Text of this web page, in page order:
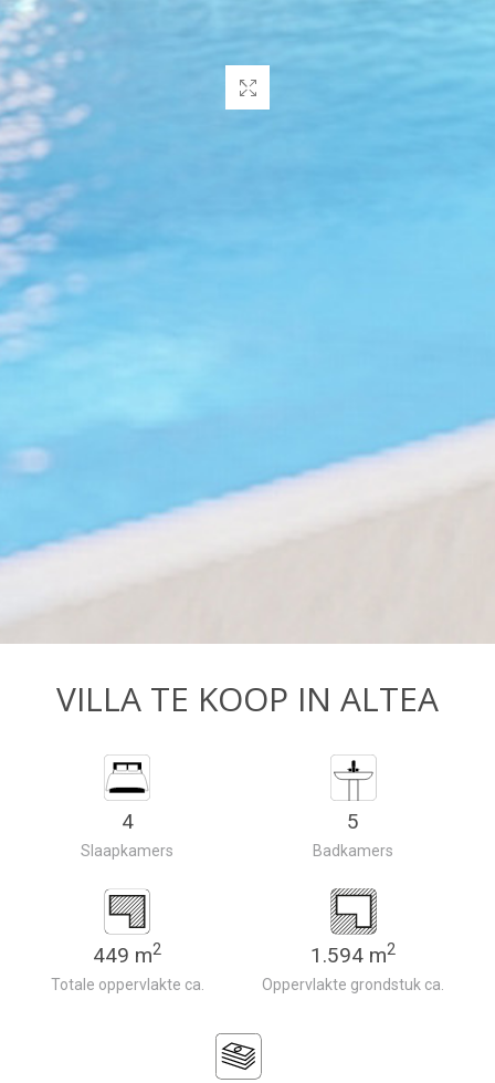
VILLA TE KOOP IN ALTEA
4
Slaapkamers
5
Badkamers
449 m2
Totale oppervlakte ca.
1.594 m2
Oppervlakte grondstuk ca.